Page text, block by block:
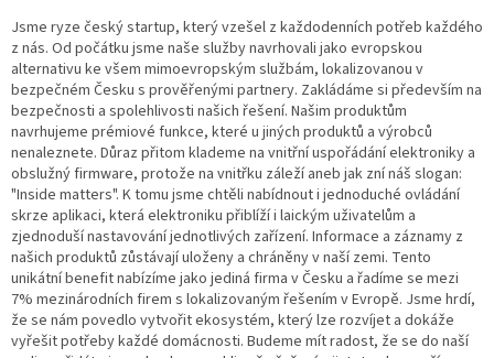
Jsme ryze český startup, který vzešel z každodenních potřeb každého
z nás. Od počátku jsme naše služby navrhovali jako evropskou
alternativu ke všem mimoevropským službám, lokalizovanou v
bezpečném Česku s prověřenými partnery. Zakládáme si především na
bezpečnosti a spolehlivosti našich řešení. Našim produktům
navrhujeme prémiové funkce, které u jiných produktů a výrobců
nenaleznete. Důraz přitom klademe na vnitřní uspořádání elektroniky a
obslužný firmware, protože na vnitřku záleží aneb jak zní náš slogan:
"Inside matters". K tomu jsme chtěli nabídnout i jednoduché ovládání
skrze aplikaci, která elektroniku přiblíží i laickým uživatelům a
zjednoduší nastavování jednotlivých zařízení. Informace a záznamy z
našich produktů zůstávají uloženy a chráněny v naší zemi. Tento
unikátní benefit nabízíme jako jediná firma v Česku a řadíme se mezi
7% mezinárodních firem s lokalizovaným řešením v Evropě. Jsme hrdí,
že se nám povedlo vytvořit ekosystém, který lze rozvíjet a dokáže
vyřešit potřeby každé domácnosti. Budeme mít radost, že se do naší